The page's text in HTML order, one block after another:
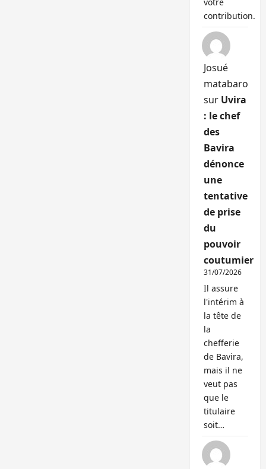
contribution.
Josué
matabaro
sur Uvira
: le chef
des
Bavira
dénonce
une
tentative
de prise
du
pouvoir
coutumier
31/07/2026
Il assure
l'intérim à
la tête de
la
chefferie
de Bavira,
mais il ne
veut pas
que le
titulaire
soit…